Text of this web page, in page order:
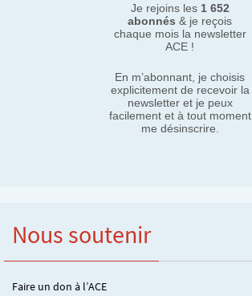
Je rejoins les 1 652
abonnés & je reçois
chaque mois la newsletter
ACE !
En m’abonnant, je choisis
explicitement de recevoir la
newsletter et je peux
facilement et à tout moment
me désinscrire.
Nous soutenir
Faire un don à l’ACE